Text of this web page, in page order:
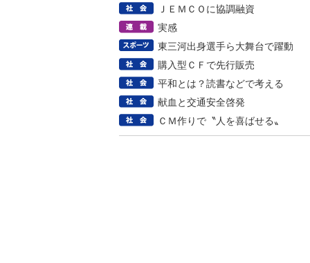
ＪＥＭＣＯに協調融資
実感
東三河出身選手ら大舞台で躍動
購入型ＣＦで先行販売
平和とは？読書などで考える
献血と交通安全啓発
ＣＭ作りで〝人を喜ばせる〟